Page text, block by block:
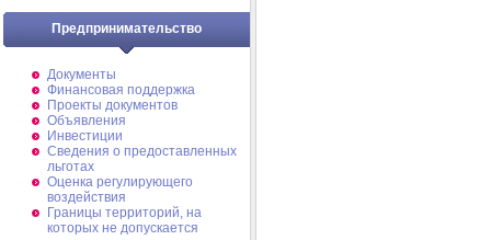
Предпринимательство
Документы
Финансовая поддержка
Проекты документов
Объявления
Инвестиции
Сведения о предоставленных
льготах
Оценка регулирующего
воздействия
Границы территорий, на
которых не допускается